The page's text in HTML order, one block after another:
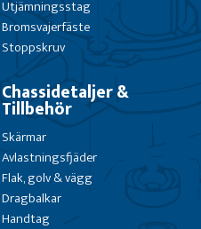
Utjämningsstag
Bromsvajerfäste
Stoppskruv
Chassidetaljer &
Tillbehör
Skärmar
Avlastningsfjäder
Flak, golv & vägg
Dragbalkar
Handtag